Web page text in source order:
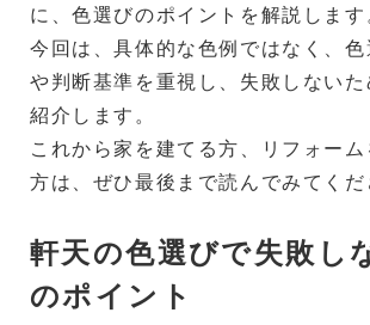
に、色選びのポイントを解説します
今回は、具体的な色例ではなく、
や判断基準を重視し、失敗しない
紹介します。
これから家を建てる方、リフォー
方は、ぜひ最後まで読んでみてくだ
軒天の色選びで失敗し
のポイント